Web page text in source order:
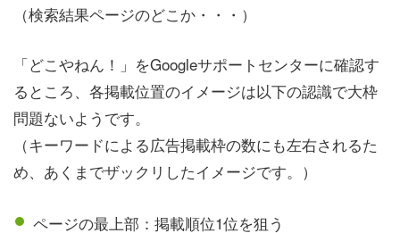
（検索結果ページのどこか・・・）
「どこやねん！」をGoogleサポートセンターに確認す
るところ、各掲載位置のイメージは以下の認識で大枠
問題ないようです。
（キーワードによる広告掲載枠の数にも左右されるた
め、あくまでザックリしたイメージです。）
ページの最上部：掲載順位1位を狙う